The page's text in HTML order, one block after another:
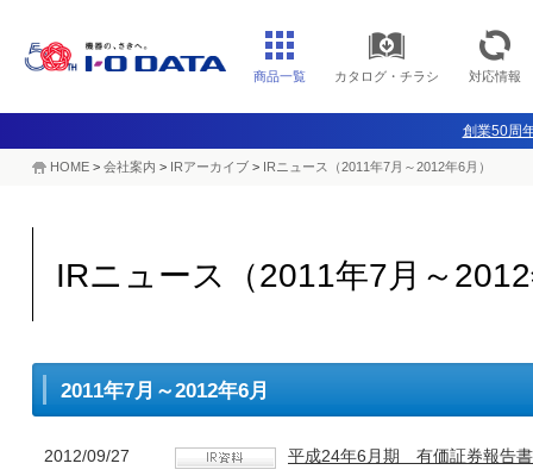
商品一覧 カタログ・チラシ 対応情報
創業50周
HOME > 会社案内 > IRアーカイブ > IRニュース（2011年7月～2012年6月）
IRニュース（2011年7月～
2011年7月～2012年6月
2012/09/27 平成24年6月期 有価証券報告